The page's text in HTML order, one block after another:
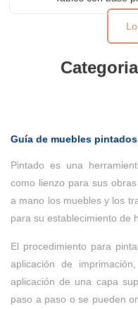
Guía de muebles
Pintado es una
como lienzo para sus
a mano los muebles y los
para su establecimiento de
El procedimiento para
aplicación de
aplicación de una capa
paso a paso o se pueden